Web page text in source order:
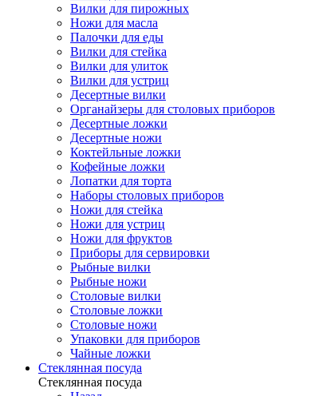
Вилки для пирожных
Ножи для масла
Палочки для еды
Вилки для стейка
Вилки для улиток
Вилки для устриц
Десертные вилки
Органайзеры для столовых приборов
Десертные ложки
Десертные ножи
Коктейльные ложки
Кофейные ложки
Лопатки для торта
Наборы столовых приборов
Ножи для стейка
Ножи для устриц
Ножи для фруктов
Приборы для сервировки
Рыбные вилки
Рыбные ножи
Столовые вилки
Столовые ложки
Столовые ножи
Упаковки для приборов
Чайные ложки
Стеклянная посуда
Стеклянная посуда